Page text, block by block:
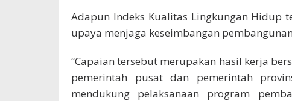
Adapun Indeks Kualitas Lingkungan Hidup
upaya menjaga keseimbangan
“Capaian tersebut merupakan hasil kerja
pemerintah pusat dan pemerintah
mendukung pelaksanaan program